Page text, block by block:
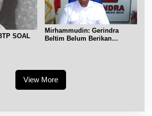
Mirhammudin: Gerindra
Beltim Belum Berikan
View More